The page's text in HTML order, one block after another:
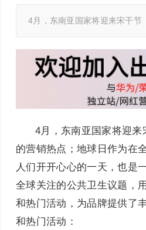
4月，东南亚国家将迎来宋干节
4月，东南亚国家将迎
的营销热点；地球日作为在
人们开开心心的一天，也是
全球关注的公共卫生议题，
和热门活动，为品牌提供了
和热门活动：